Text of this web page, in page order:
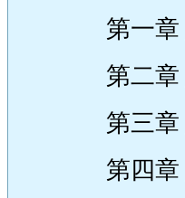
第一章
第二章
第三章
第四章